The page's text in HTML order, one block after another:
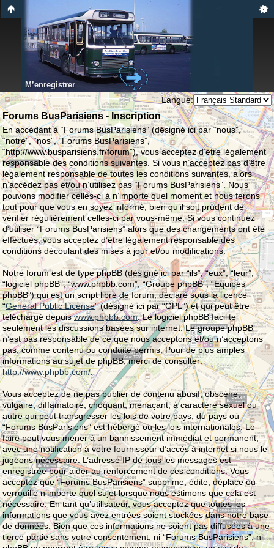
M’enregistrer
Langue:
Forums BusParisiens - Inscription
En accédant à “Forums BusParisiens” (désigné ici par “nous”,
“notre”, “nos”, “Forums BusParisiens”,
“http://www.busparisiens.fr/forum”), vous acceptez d’être légalement
responsable des conditions suivantes. Si vous n’acceptez pas d’être
légalement responsable de toutes les conditions suivantes, alors
n’accédez pas et/ou n’utilisez pas “Forums BusParisiens”. Nous
pouvons modifier celles-ci à n’importe quel moment et nous ferons
tout pour que vous en soyez informé, bien qu’il soit prudent de
vérifier régulièrement celles-ci par vous-même. Si vous continuez
d’utiliser “Forums BusParisiens” alors que des changements ont été
effectués, vous acceptez d’être légalement responsable des
conditions découlant des mises à jour et/ou modifications.
Notre forum est de type phpBB (désigné ici par “ils”, “eux”, “leur”,
“logiciel phpBB”, “www.phpbb.com”, “Groupe phpBB”, “Equipes
phpBB”) qui est un script libre de forum, déclaré sous la licence
“General Public License” (désigné ici par “GPL”) et qui peut être
téléchargé depuiswww.phpbb.com. Le logiciel phpBB facilite
seulement les discussions basées sur internet. Le groupe phpBB
n’est pas responsable de ce que nous acceptons et/ou n’acceptons
pas, comme contenu ou conduite permis. Pour de plus amples
informations au sujet de phpBB, merci de consulter:
http://www.phpbb.com/.
Vous acceptez de ne pas publier de contenu abusif, obscène,
vulgaire, diffamatoire, choquant, menaçant, à caractère sexuel ou
autre qui peut transgresser les lois de votre pays, du pays où
“Forums BusParisiens” est hébergé ou les lois internationales. Le
faire peut vous mener à un bannissement immédiat et permanent,
avec une notification à votre fournisseur d’accès à internet si nous le
jugeons nécessaire. L’adresse IP de tous les messages est
enregistrée pour aider au renforcement de ces conditions. Vous
acceptez que “Forums BusParisiens” supprime, édite, déplace ou
verrouille n’importe quel sujet lorsque nous estimons que cela est
nécessaire. En tant qu’utilisateur, vous acceptez que toutes les
informations que vous avez entrées soient stockées dans notre base
de données. Bien que ces informations ne soient pas diffusées à une
tierce partie sans votre consentement, ni “Forums BusParisiens”, ni